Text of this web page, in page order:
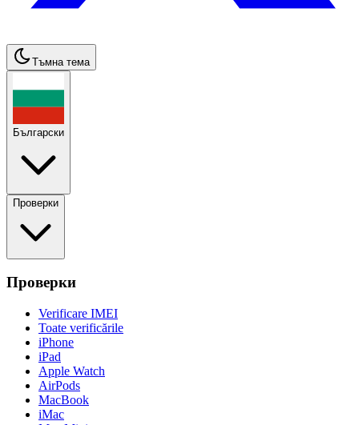
Тъмна тема
Български
Проверки
Проверки
Verificare IMEI
Toate verificările
iPhone
iPad
Apple Watch
AirPods
MacBook
iMac